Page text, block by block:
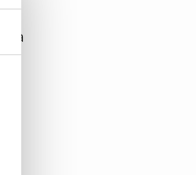
a